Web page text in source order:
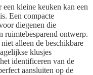
kleine keuken kan een
Een compacte
diegenen die
ruimtebesparend ontwerp.
alleen de beschikbare
klusjes
identificeren van de
aansluiten op de